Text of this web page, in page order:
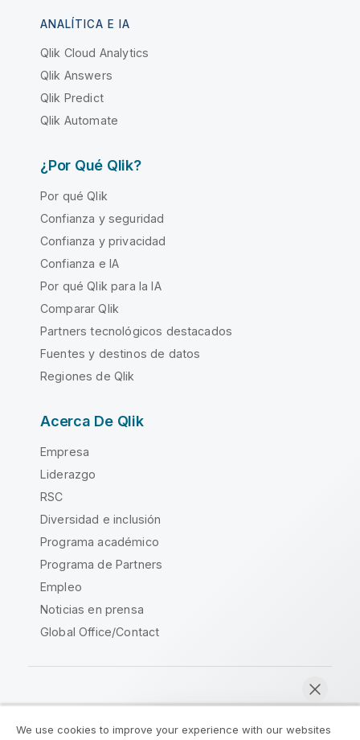
ANALÍTICA E IA
Qlik Cloud Analytics
Qlik Answers
Qlik Predict
Qlik Automate
¿Por Qué Qlik?
Por qué Qlik
Confianza y seguridad
Confianza y privacidad
Confianza e IA
Por qué Qlik para la IA
Comparar Qlik
Partners tecnológicos destacados
Fuentes y destinos de datos
Regiones de Qlik
Acerca De Qlik
Empresa
Liderazgo
RSC
Diversidad e inclusión
Programa académico
Programa de Partners
Empleo
Noticias en prensa
Global Office/Contact
We use cookies to improve your experience with our websites